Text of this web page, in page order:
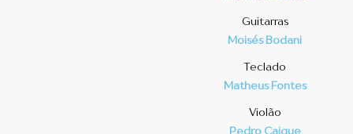
Guitarras
Moisés Bodani
Teclado
Matheus Fontes
Violão
Pedro Caique